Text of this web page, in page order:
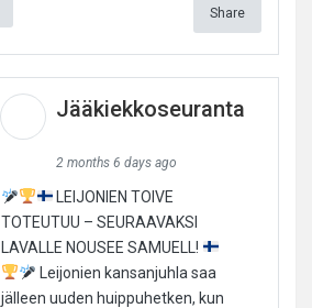
Share
Jääkiekkoseuranta
2 months 6 days ago
LEIJONIEN TOIVE
TOTEUTUU – SEURAAVAKSI
LAVALLE NOUSEE SAMUELL!
Leijonien kansanjuhla saa
jälleen uuden huippuhetken, kun